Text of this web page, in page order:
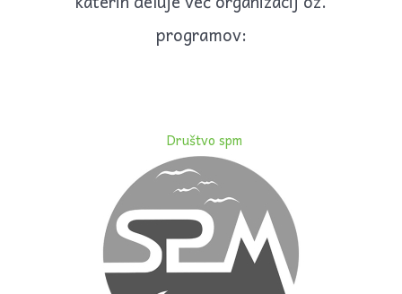
Kupi vinjeto Reno Master LJKJ903
programov:
Društvo spm